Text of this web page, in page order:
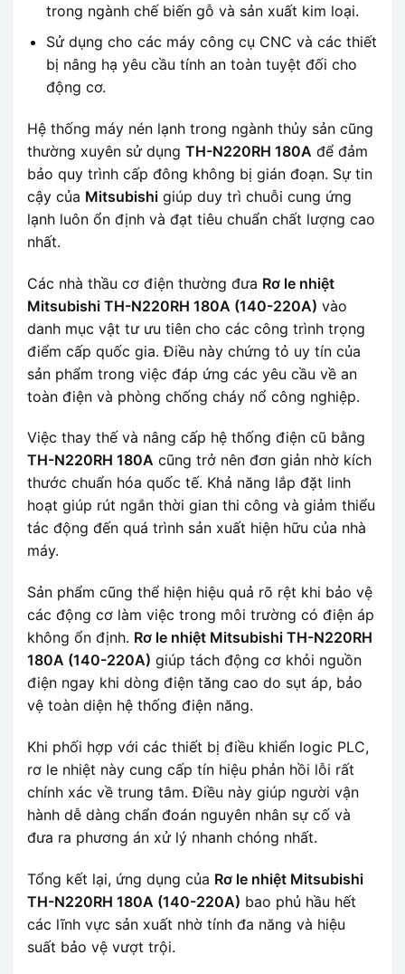
trong ngành chế biến gỗ và sản xuất kim loại.
Sử dụng cho các máy công cụ CNC và các thiết
bị nâng hạ yêu cầu tính an toàn tuyệt đối cho
động cơ.
Hệ thống máy nén lạnh trong ngành thủy sản cũng
thường xuyên sử dụng TH-N220RH 180A để đảm
bảo quy trình cấp đông không bị gián đoạn. Sự tin
cậy của Mitsubishi giúp duy trì chuỗi cung ứng
lạnh luôn ổn định và đạt tiêu chuẩn chất lượng cao
nhất.
Các nhà thầu cơ điện thường đưa Rơ le nhiệt
Mitsubishi TH-N220RH 180A (140-220A) vào
danh mục vật tư ưu tiên cho các công trình trọng
điểm cấp quốc gia. Điều này chứng tỏ uy tín của
sản phẩm trong việc đáp ứng các yêu cầu về an
toàn điện và phòng chống cháy nổ công nghiệp.
Việc thay thế và nâng cấp hệ thống điện cũ bằng
TH-N220RH 180A cũng trở nên đơn giản nhờ kích
thước chuẩn hóa quốc tế. Khả năng lắp đặt linh
hoạt giúp rút ngắn thời gian thi công và giảm thiểu
tác động đến quá trình sản xuất hiện hữu của nhà
máy.
Sản phẩm cũng thể hiện hiệu quả rõ rệt khi bảo vệ
các động cơ làm việc trong môi trường có điện áp
không ổn định. Rơ le nhiệt Mitsubishi TH-N220RH
180A (140-220A) giúp tách động cơ khỏi nguồn
điện ngay khi dòng điện tăng cao do sụt áp, bảo
vệ toàn diện hệ thống điện năng.
Khi phối hợp với các thiết bị điều khiển logic PLC,
rơ le nhiệt này cung cấp tín hiệu phản hồi lỗi rất
chính xác về trung tâm. Điều này giúp người vận
hành dễ dàng chẩn đoán nguyên nhân sự cố và
đưa ra phương án xử lý nhanh chóng nhất.
Tổng kết lại, ứng dụng của Rơ le nhiệt Mitsubishi
TH-N220RH 180A (140-220A) bao phủ hầu hết
các lĩnh vực sản xuất nhờ tính đa năng và hiệu
suất bảo vệ vượt trội.